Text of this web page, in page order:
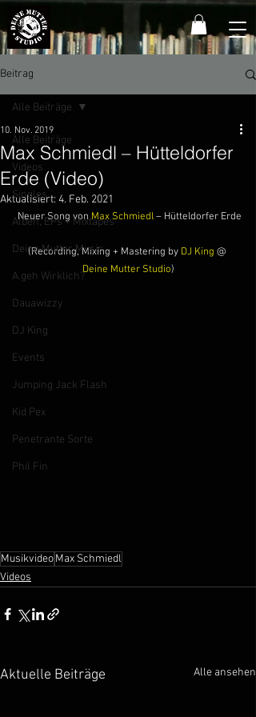
Beitrag
Alle Beiträge
Videos
Singles
Alben, EPs + Mixtapes
Deine Mutter Music
A.geh Wirklich?
Dauawizzy
DJ King
Events
Jumping Jack Flash
Kid Pex
Penetrante Sorte
Phil Fin
Alle Beiträge
Max Schmiedl – Hütteldorfer
Erde (Video)
10. Nov. 2019
Aktualisiert: 4. Feb. 2021
Neuer Song von Max Schmiedl – Hütteldorfer Erde
(Recording, Mixing + Mastering by DJ King @
Deine Mutter Studio)
MusikvideoMax Schmiedl
Videos
Aktuelle Beiträge Alle ansehen